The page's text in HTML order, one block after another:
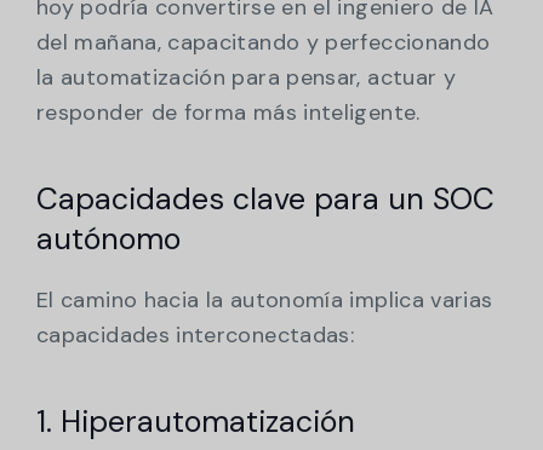
hoy podría convertirse en el ingeniero de IA
del mañana, capacitando y perfeccionando
la automatización para pensar, actuar y
responder de forma más inteligente.
Capacidades clave para un SOC
autónomo
El camino hacia la autonomía implica varias
capacidades interconectadas:
1. Hiperautomatización